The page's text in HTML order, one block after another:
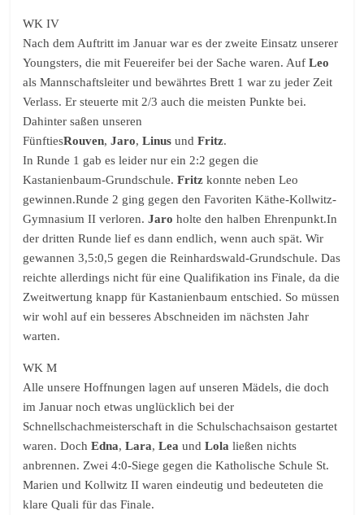
WK IV
Nach dem Auftritt im Januar war es der zweite Einsatz unserer
Youngsters, die mit Feuereifer bei der Sache waren. AufLeo
als Mannschaftsleiter und bewährtes Brett 1 war zu jeder Zeit
Verlass. Er steuerte mit 2/3 auch die meisten Punkte bei.
Dahinter saßen unseren
FünftiesRouven,Jaro,Linus undFritz.
In Runde 1 gab es leider nur ein 2:2 gegen die
Kastanienbaum-Grundschule.Fritz konnte neben Leo
gewinnen.Runde 2 ging gegen den Favoriten Käthe-Kollwitz-
Gymnasium II verloren.Jaro holte den halben Ehrenpunkt.In
der dritten Runde lief es dann endlich, wenn auch spät. Wir
gewannen 3,5:0,5 gegen die Reinhardswald-Grundschule. Das
reichte allerdings nicht für eine Qualifikation ins Finale, da die
Zweitwertung knapp für Kastanienbaum entschied. So müssen
wir wohl auf ein besseres Abschneiden im nächsten Jahr
warten.
WK M
Alle unsere Hoffnungen lagen auf unseren Mädels, die doch
im Januar noch etwas unglücklich bei der
Schnellschachmeisterschaft in die Schulschachsaison gestartet
waren. DochEdna,Lara,Lea undLola ließen nichts
anbrennen. Zwei 4:0-Siege gegen die Katholische Schule St.
Marien und Kollwitz II waren eindeutig und bedeuteten die
klare Quali für das Finale.